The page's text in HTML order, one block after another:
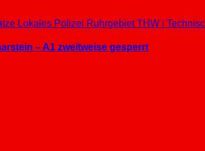
Lokales Polizei RuhrgebietTHW |
– A1 zweitweise gesperrt